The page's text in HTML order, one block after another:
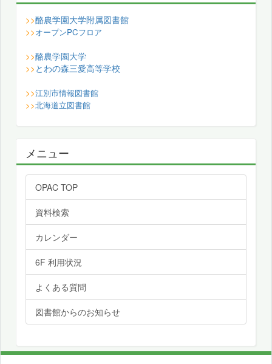
>>酪農学園大学附属図書館
>>オープンPCフロア
>>酪農学園大学
>> とわの森三愛高等学校
>>江別市情報図書館
>>北海道立図書館
メニュー
OPAC TOP
資料検索
カレンダー
6F 利用状況
よくある質問
図書館からのお知らせ